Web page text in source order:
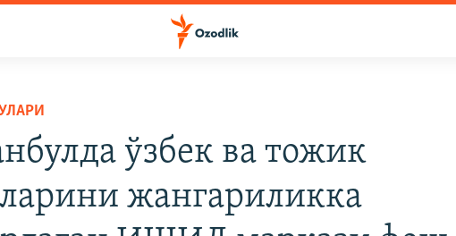
ўзбек ва тожик
жангариликка